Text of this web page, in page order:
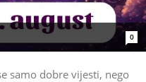
0
samo dobre vijesti, nego